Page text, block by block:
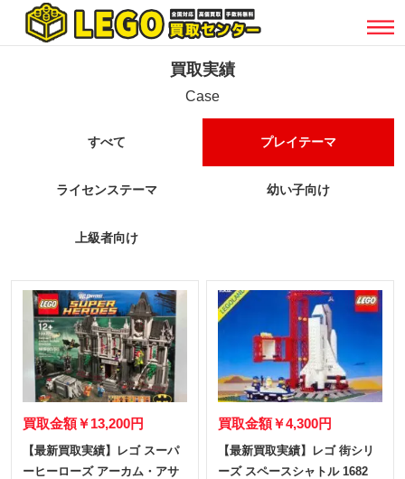
買取実績
Case
すべて プレイテーマ
ライセンステーマ 幼い子向け
上級者向け
買取金額￥13,200円
【最新買取実績】レゴ スーパ
ーヒーローズ アーカム・アサ
買取金額￥4,300円
【最新買取実績】レゴ 街シリ
ーズ スペースシャトル 1682